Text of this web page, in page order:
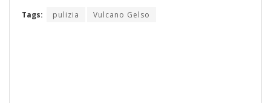
Tags: pulizia Vulcano Gelso